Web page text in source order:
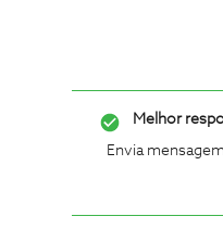
Melhor
Envia